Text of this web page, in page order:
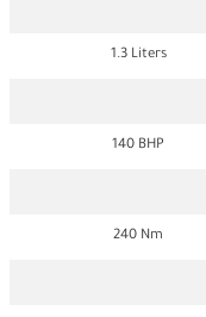
1.3 Liters
140 BHP
240 Nm